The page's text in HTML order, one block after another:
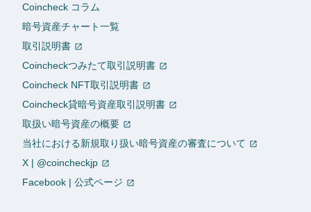
Coincheck コラム
暗号資産チャート一覧
取引説明書
Coincheckつみたて取引説明書
Coincheck NFT取引説明書
Coincheck貸暗号資産取引説明書
取扱い暗号資産の概要
当社における新規取り扱い暗号資産の審査について
X | @coincheckjp
Facebook | 公式ページ